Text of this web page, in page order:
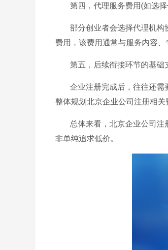
第四，代理服务费用(如选
部分创业者会选择代理机构
费用，该费用通常与服务内容、
第五，后续衔接环节的基础
企业注册完成后，往往还需
整体规划北京企业公司注册相关
总体来看，北京企业公司
非单纯追求低价。